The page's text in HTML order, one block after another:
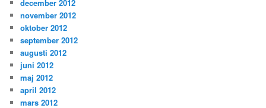
december 2012
november 2012
oktober 2012
september 2012
augusti 2012
juni 2012
maj 2012
april 2012
mars 2012